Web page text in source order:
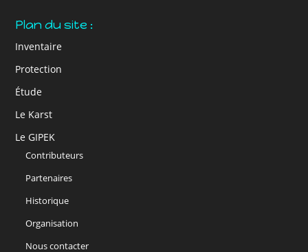
Plan du site :
Inventaire
Protection
Étude
Le Karst
Le GIPEK
Contributeurs
Partenaires
Historique
Organisation
Nous contacter